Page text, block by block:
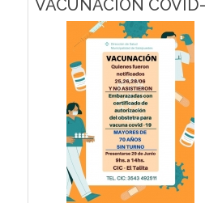
VACUNACIÓN